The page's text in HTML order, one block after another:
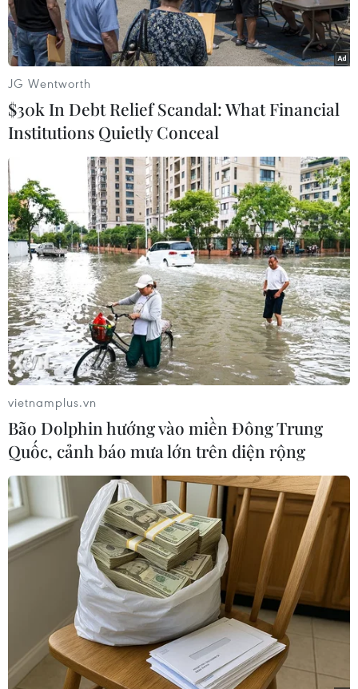
Công nhân sửa chữa đường dây điện tại Odessa, Ukraine.
(Ảnh: AFP/TTXVN)
Hãng Thông tấn Interfax-Ukraine ngày 30/1 dẫn
số liệu chính thức đưa tin tổng nợ trong và
ngoài nước của Ukraine trong năm 2023 ở mức
cao kỷ lục 145,32 tỷ USD.
Theo báo cáo của Bộ Tài chính Ukraine, năm
2023, nợ công của Ukraine tăng 30,4%, tương
đương 33,9 tỷ USD.
Nợ nước ngoài của Ukraine tăng 42,3% lên
101,7 tỷ USD, trong khi các khoản vay trong
nước tăng 13,3% lên 1.656 tỷ hryvnia (khoảng
43,6 tỷ USD).
Năm 2022, tổng nợ công của Ukraine tăng
13,7% lên 111,45 tỷ USD.
Trong năm 2023, Ukraine đã nhận được 42,6 tỷ
USD tiền vay và viện trợ. Bộ Tài chính Ukraine
ước tính nước này sẽ cần hơn 37 tỷ USD tài trợ
từ bên ngoài trong năm nay./.
JG Wentworth
$30k In Debt Relief Scandal: What Financial
Institutions Quietly Conceal
vietnamplus.vn
Bão Dolphin hướng vào miền Đông Trung
Quốc, cảnh báo mưa lớn trên diện rộng